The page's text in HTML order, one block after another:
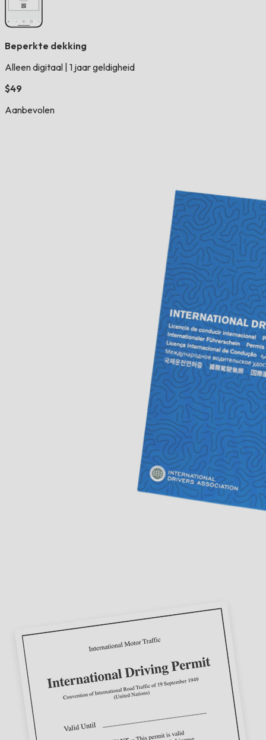
Beperkte dekking
Alleen digitaal 1 jaar geldigheid
$49
Aanbevolen